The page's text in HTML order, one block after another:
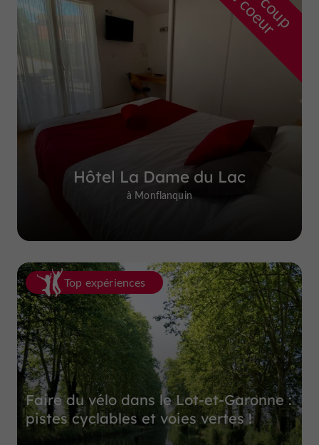
Hôtel La Dame du Lac
à Monflanquin
Top expériences
Faire du vélo dans le Lot-et-Garonne :
pistes cyclables et voies vertes !